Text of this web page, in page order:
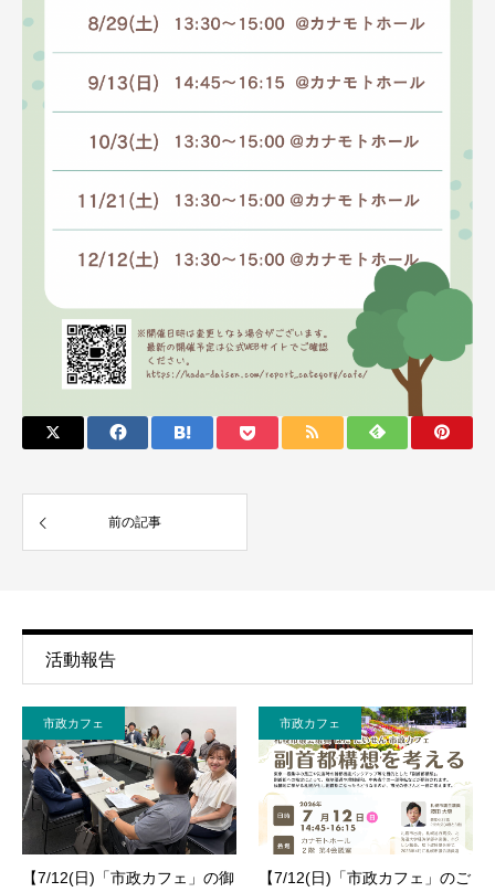
前の記事
活動報告
市政カフェ
【7/12(日)「市政カフェ」の御
市政カフェ
【7/12(日)「市政カフェ」のご